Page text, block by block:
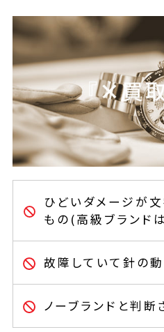
ひどいダメージが
もの(高級ブランド
故障していて針の
ノーブランドと判断